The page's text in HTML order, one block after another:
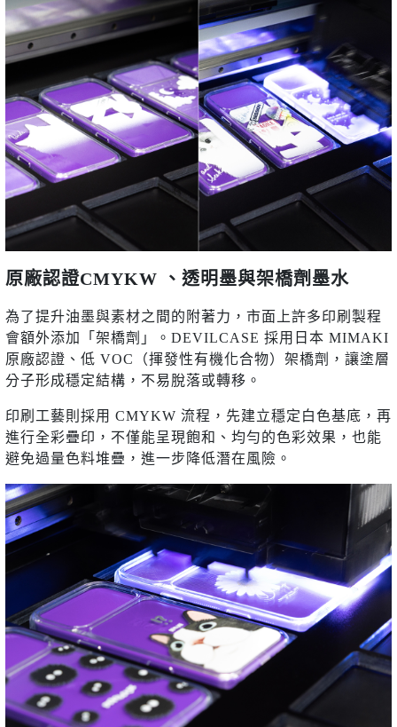
原廠認證CMYKW 、透明墨與架橋劑墨水
為了提升油墨與素材之間的附著力，市面上許多印刷製程
會額外添加「架橋劑」。DEVILCASE 採用日本 MIMAKI
原廠認證、低 VOC（揮發性有機化合物）架橋劑，讓塗層
分子形成穩定結構，不易脫落或轉移。
印刷工藝則採用 CMYKW 流程，先建立穩定白色基底，再
進行全彩疊印，不僅能呈現飽和、均勻的色彩效果，也能
避免過量色料堆疊，進一步降低潛在風險。